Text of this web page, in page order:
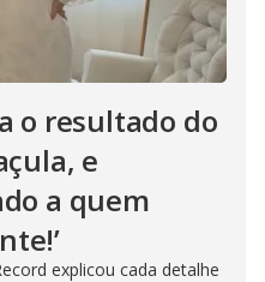
o resultado do
e
a quem
explicou cada detalhe